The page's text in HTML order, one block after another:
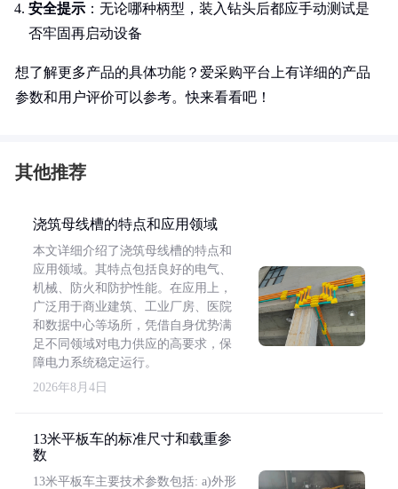
安全提示 ：无论哪种柄型，装入钻头后都应手动测试是
否牢固再启动设备
想了解更多产品的具体功能？爱采购平台上有详细的产品
参数和用户评价可以参考。快来看看吧！
其他推荐
浇筑母线槽的特点和应用领域
本文详细介绍了浇筑母线槽的特点和
应用领域。其特点包括良好的电气、
机械、防火和防护性能。在应用上，
广泛用于商业建筑、工业厂房、医院
和数据中心等场所，凭借自身优势满
足不同领域对电力供应的高要求，保
障电力系统稳定运行。
2026年8月4日
13米平板车的标准尺寸和载重参
数
13米平板车主要技术参数包括: a)外形